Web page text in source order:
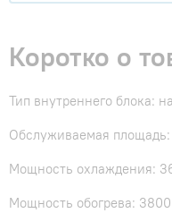
Коротко о
Тип внутреннего блока:
Обслуживаемая
Мощность охлаждения:
Мощность обогрева: 3800